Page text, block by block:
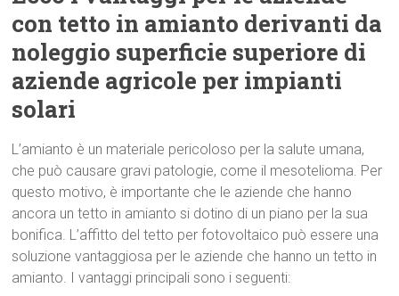
con tetto in amianto derivanti da
noleggio superficie superiore di
aziende agricole per impianti
solari
L’amianto è un materiale pericoloso per la salute umana,
che può causare gravi patologie, come il mesotelioma. Per
questo motivo, è importante che le aziende che hanno
ancora un tetto in amianto si dotino di un piano per la sua
bonifica. L’affitto del tetto per fotovoltaico può essere una
soluzione vantaggiosa per le aziende che hanno un tetto in
amianto. I vantaggi principali sono i seguenti: